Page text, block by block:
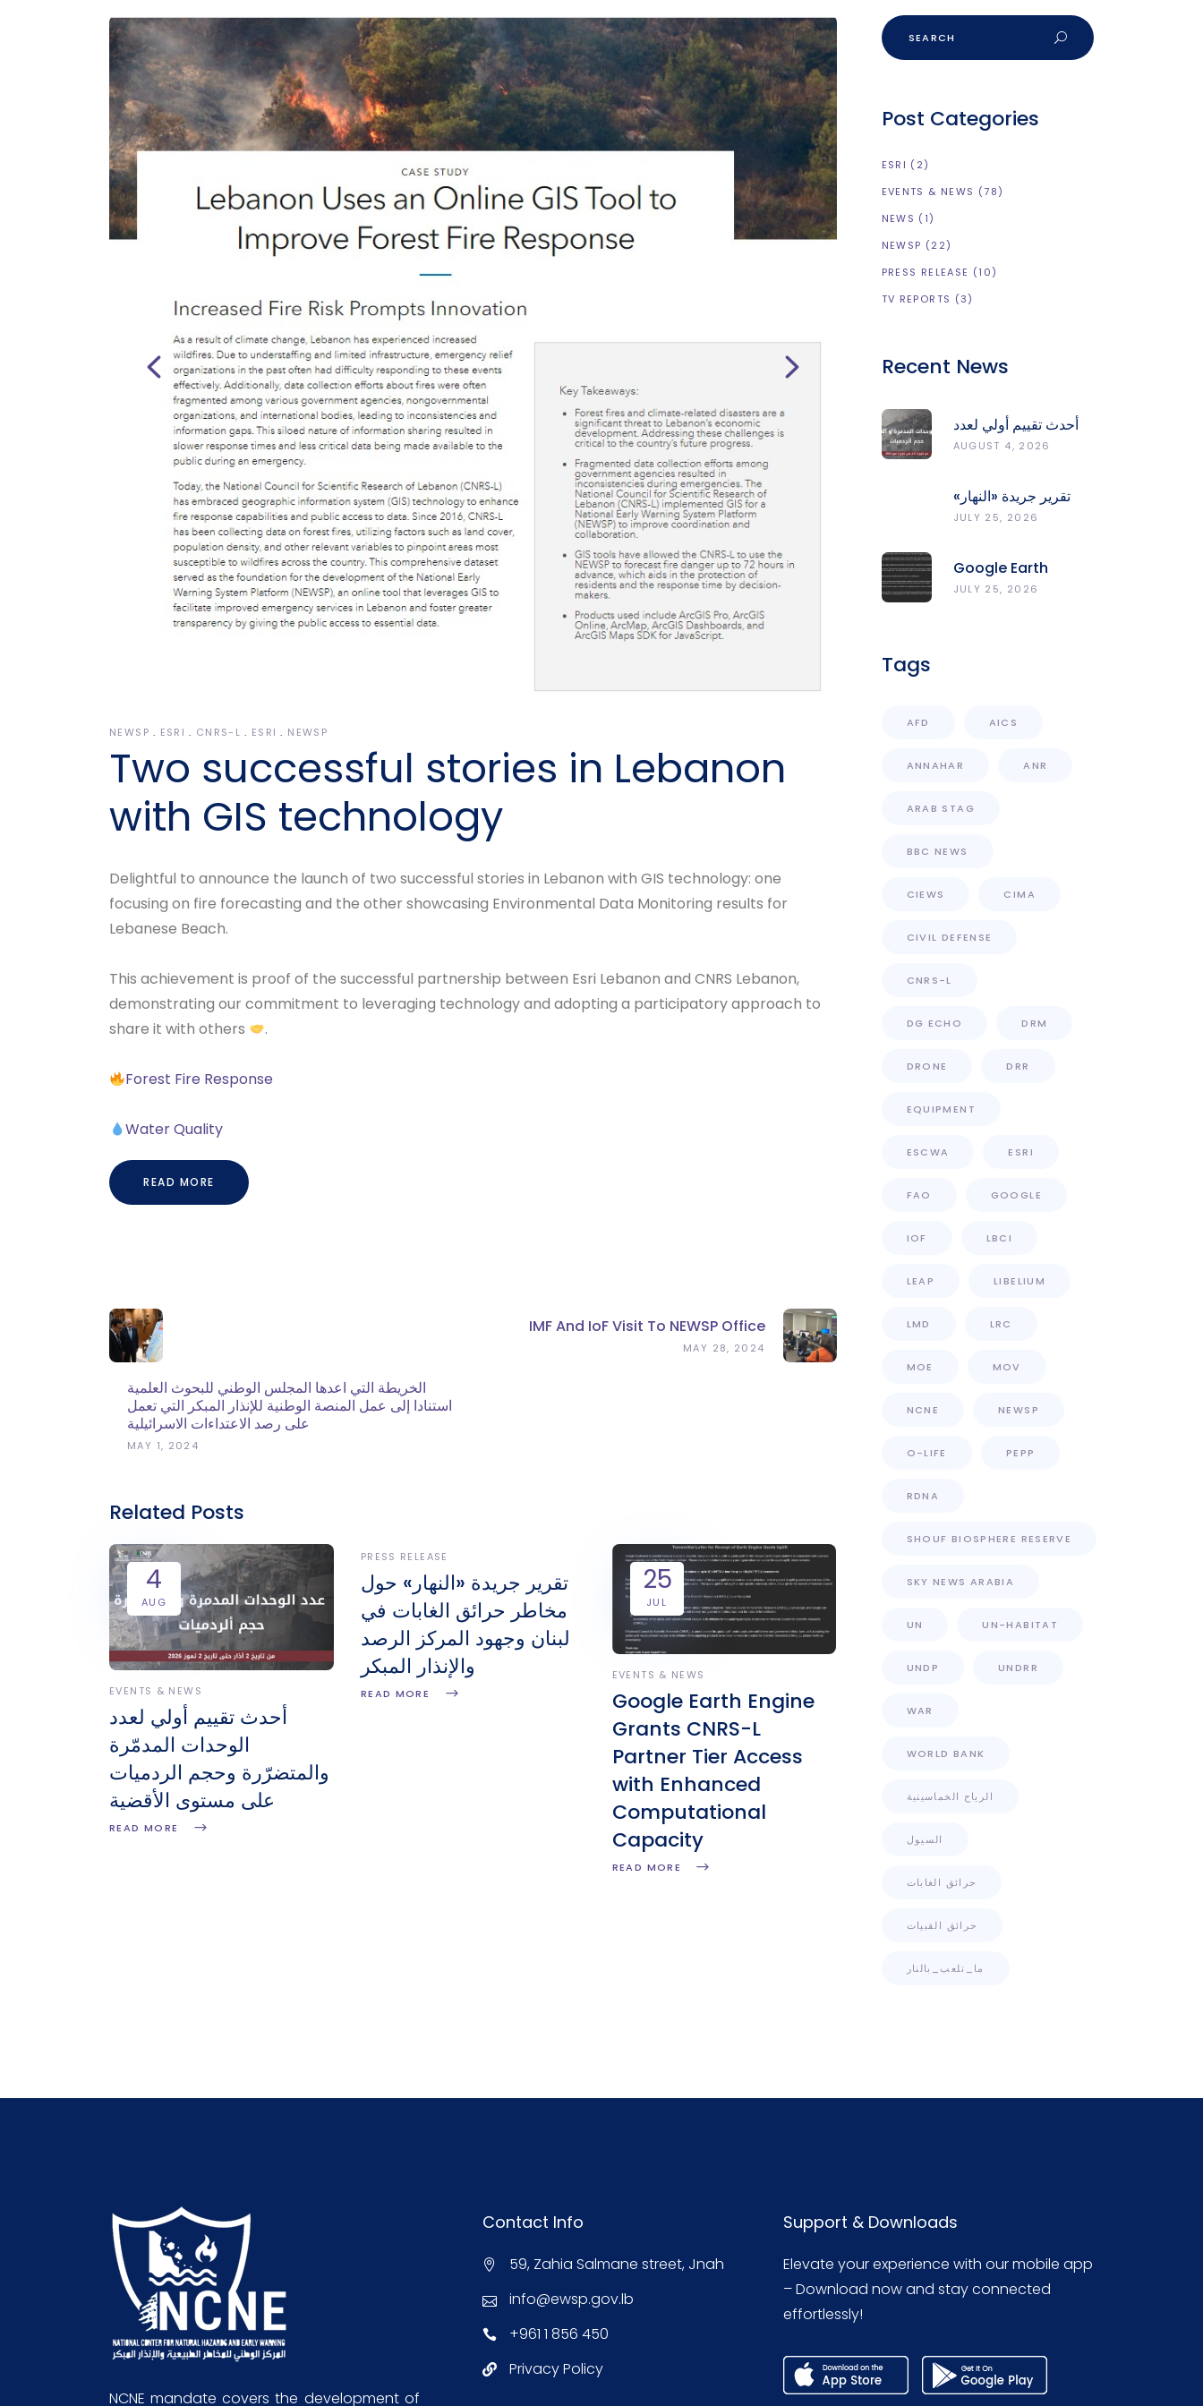
NEWSP ESRI CNRS-L ESRI NEWSP
Two successful stories in Lebanon
with GIS technology
Delightful to announce the launch of two successful stories in Lebanon with GIS technology: one
focusing on fire forecasting and the other showcasing Environmental Data Monitoring results for
Lebanese Beach.
This achievement is proof of the successful partnership between Esri Lebanon and CNRS Lebanon,
demonstrating our commitment to leveraging technology and adopting a participatory approach to
share it with others
.
Forest Fire Response
Water Quality
READ MORE
الخريطة التي اعدها المجلس الوطني للبحوث العلمية
استنادا إلى عمل المنصة الوطنية للإنذار المبكر التي تعمل
على رصد الاعتداءات الاسرائيلية
MAY 1, 2024
IMF And IoF Visit To NEWSP Office
MAY 28, 2024
Related Posts
4
AUG
EVENTS & NEWS
أحدث تقييم أولي لعدد
الوحدات المدمّرة
والمتضرّرة وحجم الردميات
على مستوى الأقضية
READ MORE
PRESS RELEASE
تقرير جريدة «النهار» حول
مخاطر حرائق الغابات في
لبنان وجهود المركز الرصد
والإنذار المبكر
READ MORE
25
JUL
EVENTS & NEWS
Google Earth Engine
Grants CNRS-L
Partner Tier Access
with Enhanced
Computational
Capacity
READ MORE
Post Categories
ESRI (2)
EVENTS & NEWS (78)
NEWS (1)
NEWSP (22)
PRESS RELEASE (10)
TV REPORTS (3)
Recent News
أحدث تقييم أولي لعدد
الوحدات المدمّرة
الأقضية
AUGUST 4, 2026
تقرير جريدة «النهار»
حول مخاطر حرائق
المبكر
JULY 25, 2026
Google Earth
Engine Grants
JULY 25, 2026
Tags
AFD AICS
ANNAHAR ANR
ARAB STAG
BBC NEWS
CIEWS CIMA
CIVIL DEFENSE
CNRS-L
DG ECHO DRM
DRONE DRR
EQUIPMENT
ESCWA ESRI
FAO GOOGLE
IOF LBCI
LEAP LIBELIUM
LMD LRC
MOE MOV
NCNE NEWSP
O-LIFE PEPP
RDNA
SHOUF BIOSPHERE RESERVE
SKY NEWS ARABIA
UN UN-HABITAT
UNDP UNDRR
WAR
WORLD BANK
الرياح الخماسينية
السيول
حرائق الغابات
حرائق القبيات
ما_تلعب_بالنار
NCNE mandate covers the development of
Contact Info
59, Zahia Salmane street, Jnah
info@ewsp.gov.lb
+961 1 856 450
Privacy Policy
Support & Downloads
Elevate your experience with our mobile app
– Download now and stay connected
effortlessly!